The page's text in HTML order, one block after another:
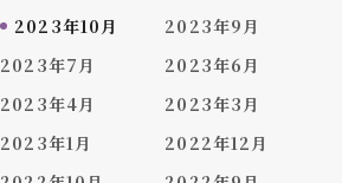
2023年10月
2023年9月
2023年7月
2023年6月
2023年4月
2023年3月
2023年1月
2022年12月